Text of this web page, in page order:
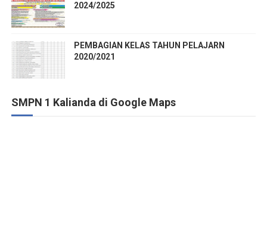
2024/2025
PEMBAGIAN KELAS TAHUN PELAJARN
2020/2021
SMPN 1 Kalianda di Google Maps